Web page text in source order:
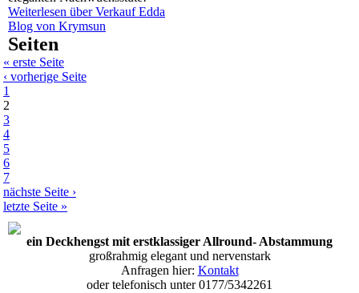
Weiterlesen über Verkauf Edda
Blog von Krymsun
Seiten
« erste Seite
‹ vorherige Seite
1
2
3
4
5
6
7
nächste Seite ›
letzte Seite »
ein Deckhengst mit erstklassiger Allround- Abstammung
großrahmig elegant und nervenstark
Anfragen hier: Kontakt
oder telefonisch unter 0177/5342261